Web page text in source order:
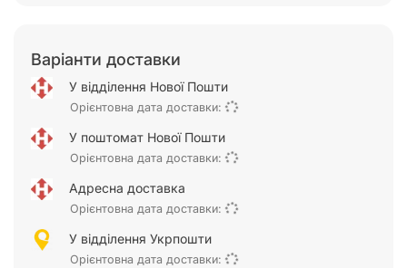
Варіанти доставки
У відділення Нової Пошти
Орієнтовна дата доставки:
У поштомат Нової Пошти
Орієнтовна дата доставки:
Адресна доставка
Орієнтовна дата доставки:
У відділення Укрпошти
Орієнтовна дата доставки: